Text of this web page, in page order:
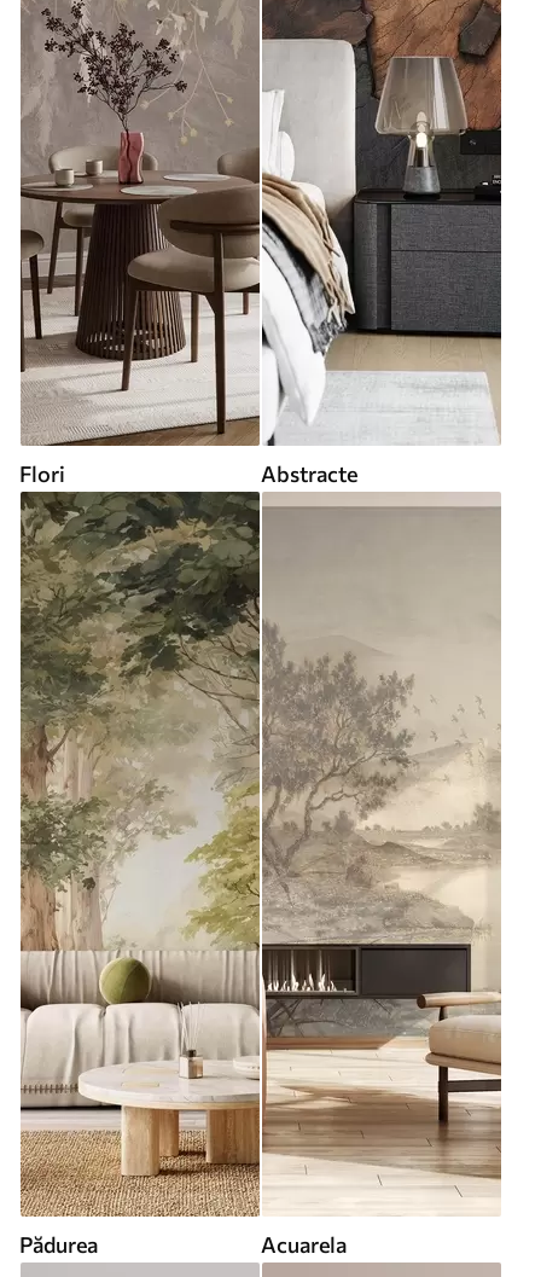
Flori Abstracte
Pădurea Acuarela